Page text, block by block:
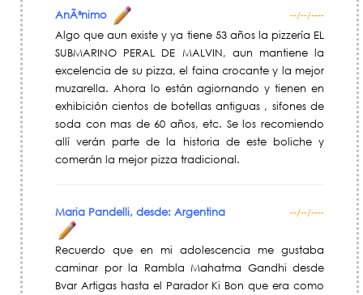
AnÃ³nimo --/--/----
Algo que aun existe y ya tiene 53 años la pizzería EL
SUBMARINO PERAL DE MALVIN, aun mantiene la
excelencia de su pizza, el faina crocante y la mejor
muzarella. Ahora lo están agiornando y tienen en
exhibición cientos de botellas antiguas , sifones de
soda con mas de 60 años, etc. Se los recomiendo
allí verán parte de la historia de este boliche y
comerán la mejor pizza tradicional.
Maria Pandelli, desde: Argentina --/--/----
Recuerdo que en mi adolescencia me gustaba
caminar por la Rambla Mahatma Gandhi desde
Bvar Artigas hasta el Parador Ki Bon que era como